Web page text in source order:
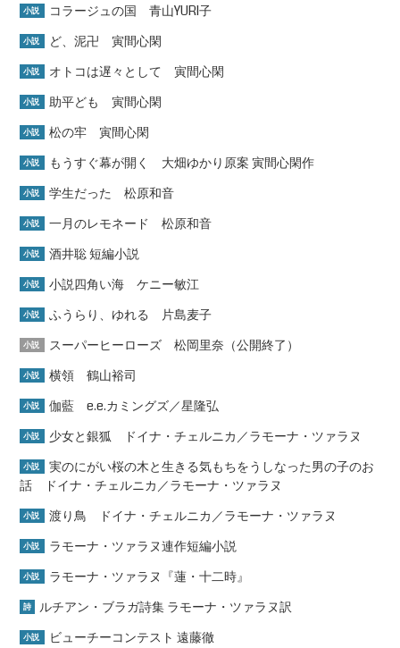
小説 コラージュの国 青山YURI子
小説 ど、泥卍 寅間心閑
小説 オトコは遅々として 寅間心閑
小説 助平ども 寅間心閑
小説 松の牢 寅間心閑
小説 もうすぐ幕が開く 大畑ゆかり原案 寅間心閑作
小説 学生だった 松原和音
小説 一月のレモネード 松原和音
小説 酒井聡 短編小説
小説 小説四角い海 ケニー敏江
小説 ふうらり、ゆれる 片島麦子
小説 スーパーヒーローズ 松岡里奈（公開終了）
小説 横領 鶴山裕司
小説 伽藍 e.e.カミングズ／星隆弘
小説 少女と銀狐 ドイナ・チェルニカ／ラモーナ・ツァラヌ
小説
実のにがい桜の木と生きる気もちをうしなった男の子のお
話 ドイナ・チェルニカ／ラモーナ・ツァラヌ
小説 渡り鳥 ドイナ・チェルニカ／ラモーナ・ツァラヌ
小説 ラモーナ・ツァラヌ連作短編小説
小説 ラモーナ・ツァラヌ『蓮・十二時』
詩 ルチアン・ブラガ詩集 ラモーナ・ツァラヌ訳
小説 ビューチーコンテスト 遠藤徹